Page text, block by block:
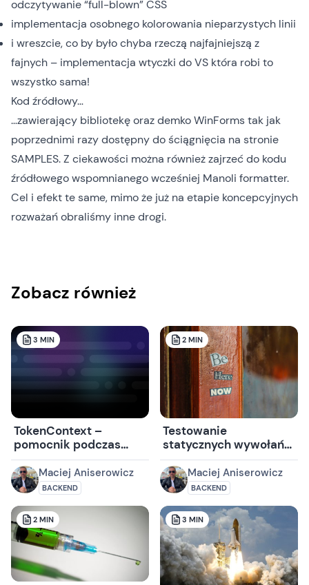
odczytywanie “full-blown” CSS
implementacja osobnego kolorowania nieparzystych linii
i wreszcie, co by było chyba rzeczą najfajniejszą z
fajnych – implementacja wtyczki do VS która robi to
wszystko sama!
Kod źródłowy…
…zawierający bibliotekę oraz demko WinForms tak jak
poprzednimi razy dostępny do ściągnięcia na stronie
SAMPLES. Z ciekawości można również zajrzeć do kodu
źródłowego wspomnianego wcześniej Manoli formatter.
Cel i efekt te same, mimo że już na etapie koncepcyjnych
rozważań obraliśmy inne drogi.
Zobacz również
3 MIN
TokenContext –
pomocnik podczas
logowania
Maciej Aniserowicz
BACKEND
2 MIN
Testowanie
statycznych wywołań
na przykładzie
DateTime.Now
Maciej Aniserowicz
BACKEND
2 MIN 3 MIN